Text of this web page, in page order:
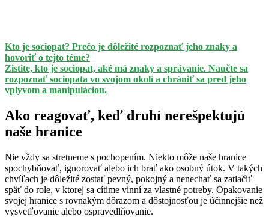
Kto je sociopat? Prečo je dôležité rozpoznať jeho znaky a
hovoriť o tejto téme?
Zistite, kto je sociopat, aké má znaky a správanie. Naučte sa
rozpoznať sociopata vo svojom okolí a chrániť sa pred jeho
vplyvom a manipuláciou.
Ako reagovať, keď druhí nerešpektujú
naše hranice
Nie vždy sa stretneme s pochopením. Niekto môže naše hranice
spochybňovať, ignorovať alebo ich brať ako osobný útok. V takých
chvíľach je dôležité zostať pevný, pokojný a nenechať sa zatlačiť
späť do role, v ktorej sa cítime vinní za vlastné potreby. Opakovanie
svojej hranice s rovnakým dôrazom a dôstojnosťou je účinnejšie než
vysvetľovanie alebo ospravedlňovanie.